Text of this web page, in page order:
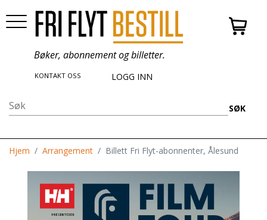
Bøker, abonnement og billetter.
KONTAKT OSS LOGG INN
SØK
Hjem Arrangement Billett Fri Flyt-abonnenter, Ålesund